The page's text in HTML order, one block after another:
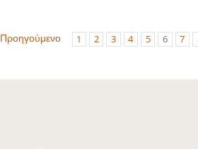
Προηγούμενο 1 2 3 4 5 6 7